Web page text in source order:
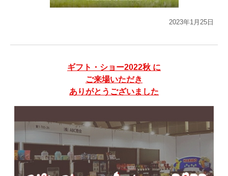
2023年1月25日
ギフト・ショー2022秋 に
ご来場いただき
ありがとうございました